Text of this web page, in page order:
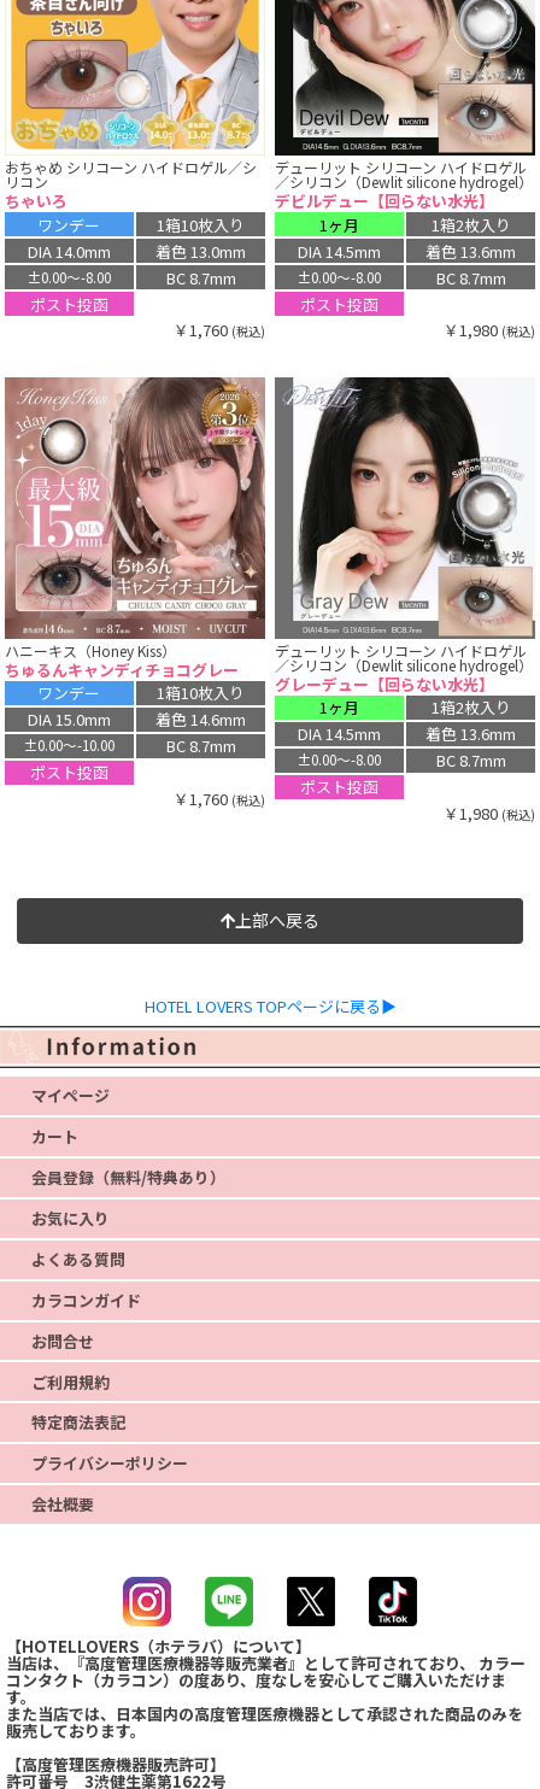
おちゃめ シリコーン ハイドロゲル／シ
リコン
ちゃいろ
ワンデー
1箱10枚入り
DIA 14.0mm
着色 13.0mm
±0.00〜-8.00
BC 8.7mm
ポスト投函
￥1,760 (税込)
デューリット シリコーン ハイドロゲル
／シリコン（Dewlit silicone hydrogel）
デビルデュー【回らない水光】
1ヶ月
1箱2枚入り
DIA 14.5mm
着色 13.6mm
±0.00〜-8.00
BC 8.7mm
ポスト投函
￥1,980 (税込)
ハニーキス（Honey Kiss）
ちゅるんキャンディチョコグレー
ワンデー
1箱10枚入り
DIA 15.0mm
着色 14.6mm
±0.00〜-10.00
BC 8.7mm
ポスト投函
￥1,760 (税込)
デューリット シリコーン ハイドロゲル
／シリコン（Dewlit silicone hydrogel）
グレーデュー【回らない水光】
1ヶ月
1箱2枚入り
DIA 14.5mm
着色 13.6mm
±0.00〜-8.00
BC 8.7mm
ポスト投函
￥1,980 (税込)
上部へ戻る
HOTEL LOVERS TOPページに戻る▶
マイページ
カート
会員登録（無料/特典あり）
お気に入り
よくある質問
カラコンガイド
お問合せ
ご利用規約
特定商法表記
プライバシーポリシー
会社概要
【HOTELLOVERS（ホテラバ）について】
当店は、『高度管理医療機器等販売業者』として許可されており、 カラー
コンタクト（カラコン）の度あり、度なしを安心してご購入いただけま
す。
また当店では、日本国内の高度管理医療機器として承認された商品のみを
販売しております。
【高度管理医療機器販売許可】
許可番号 3渋健生薬第1622号